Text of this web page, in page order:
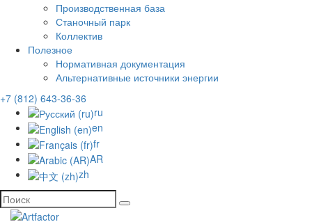
Производственная база
Станочный парк
Коллектив
Полезное
Нормативная документация
Альтернативные источники энергии
+7 (812) 643-36-36
ru
en
fr
AR
zh